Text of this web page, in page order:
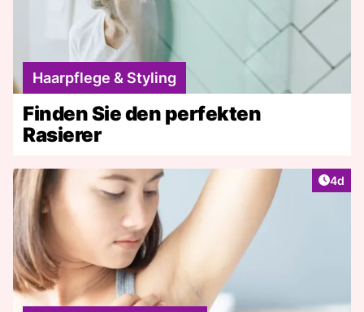
Haarpflege & Styling
Finden Sie den perfekten
Rasierer
4d